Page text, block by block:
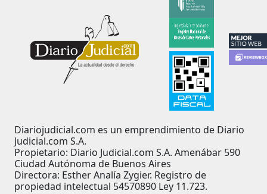
Diariojudicial.com es un emprendimiento de Diario
Judicial.com S.A.
Propietario: Diario Judicial.com S.A. Amenábar 590
Ciudad Autónoma de Buenos Aires
Directora: Esther Analía Zygier. Registro de
propiedad intelectual 54570890 Ley 11.723.